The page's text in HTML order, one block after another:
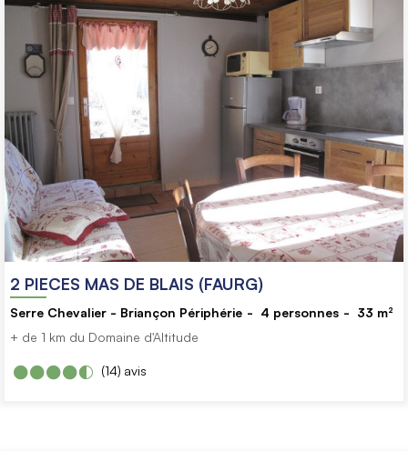
2 PIECES MAS DE BLAIS (FAURG)
Serre Chevalier - Briançon Périphérie 4 personnes 33 m²
+ de 1 km du Domaine d'Altitude
avis
(14)